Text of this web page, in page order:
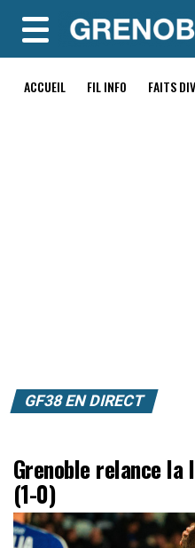
MENU
ACCUEIL FIL INFO FAITS
GF38 EN DIRECT
Grenoble relance
(1-0)